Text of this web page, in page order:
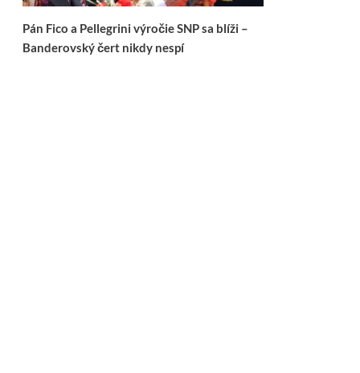
Pán Fico a Pellegrini výročie SNP sa blíži –
Banderovský čert nikdy nespí